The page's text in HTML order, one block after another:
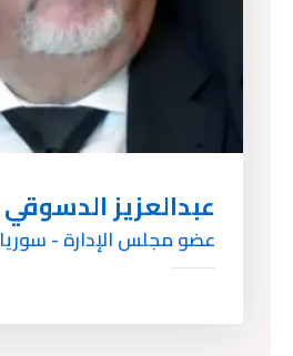
عبدالعزيز الدسوقي
عضو مجلس الإدارة - سوريا